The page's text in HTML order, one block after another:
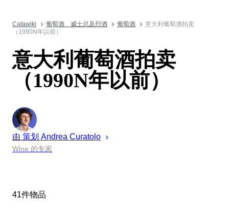
Catawiki 葡萄酒、威士忌及烈酒 葡萄酒
意大利葡萄酒拍卖
（1990N年以前）
意大利葡萄酒拍卖
（1990N年以前）
由 策划 Andrea Curatolo
Wine 的专家
41件物品